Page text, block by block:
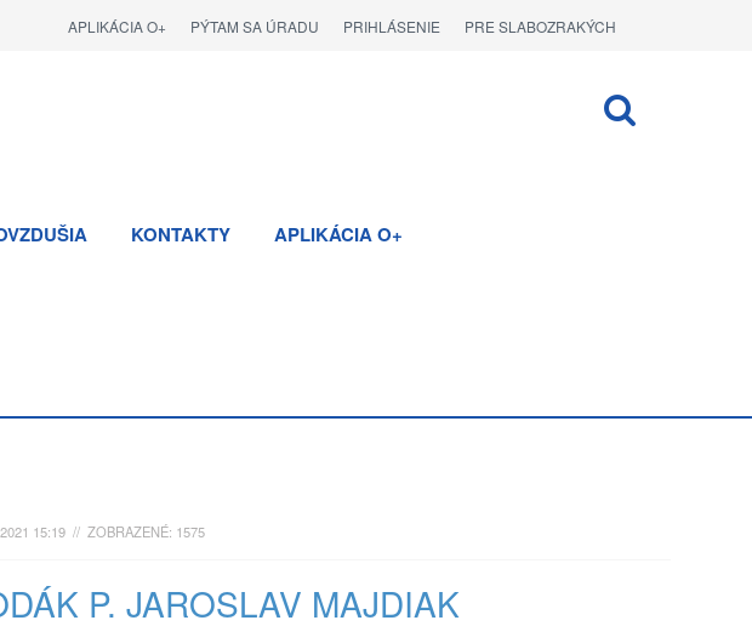
PRE SLABOZRAKÝCH
PRIHLÁSENIE
PÝTAM SA ÚRADU
APLIKÁCIA O+
KONTAKTY APLIKÁCIA O+
15:19 // ZOBRAZENÉ: 1575
P. JAROSLAV MAJDIAK